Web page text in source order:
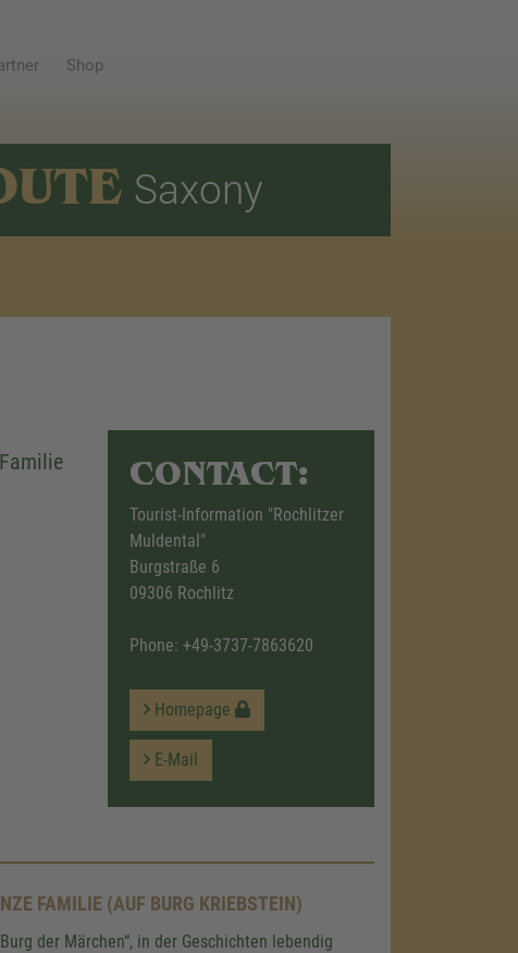
Shop
Saxony
CONTACT:
Tourist-Information "Rochlitzer
Muldental"
Burgstraße 6
09306 Rochlitz
Phone: +49-3737-7863620
Homepage
E-Mail
FAMILIE (AUF BURG KRIEBSTEIN)
der Märchen“, in der Geschichten lebendig